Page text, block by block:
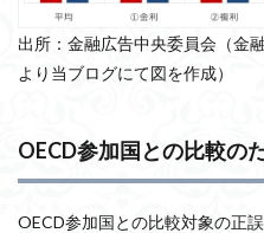
出所：金融広告中央委員会（金
より当ブログにて図を作成）
OECD参加国との比較の
OECD参加国との比較対象の正